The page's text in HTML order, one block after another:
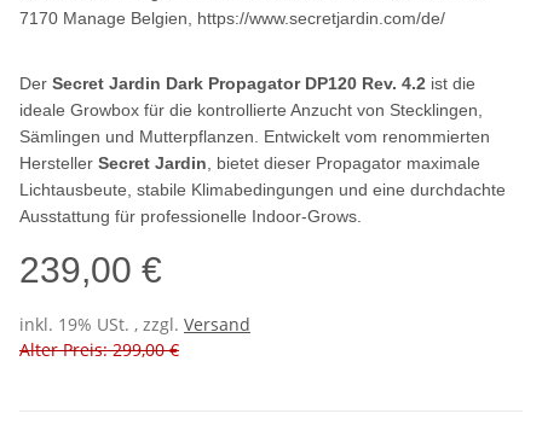
7170 Manage Belgien, https://www.secretjardin.com/de/
Der Secret Jardin Dark Propagator DP120 Rev. 4.2 ist die
ideale Growbox für die kontrollierte Anzucht von Stecklingen,
Sämlingen und Mutterpflanzen. Entwickelt vom renommierten
Hersteller Secret Jardin, bietet dieser Propagator maximale
Lichtausbeute, stabile Klimabedingungen und eine durchdachte
Ausstattung für professionelle Indoor-Grows.
239,00 €
inkl. 19% USt. , zzgl. Versand
Alter Preis: 299,00 €